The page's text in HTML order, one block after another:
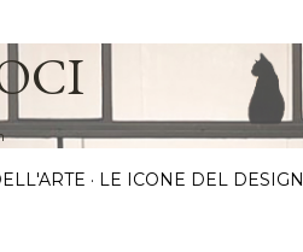
LE ICONE DEL DESIGN